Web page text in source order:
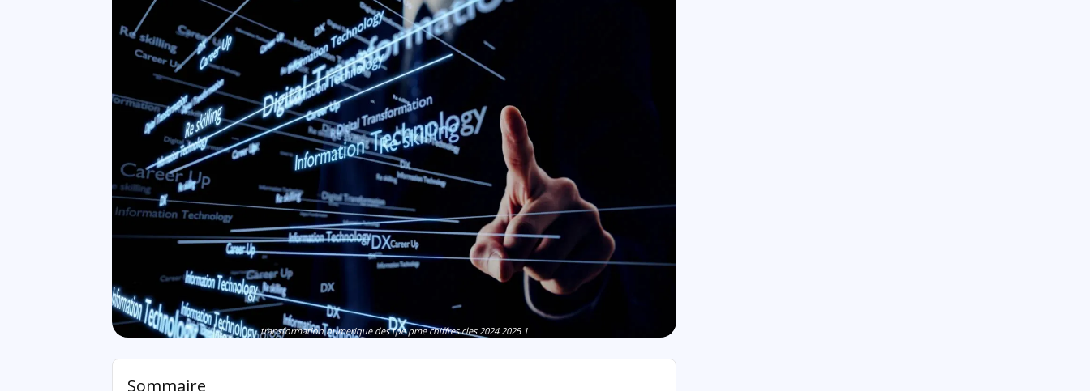
transformation numerique des tpe pme chiffres cles 2024 2025 1
Sommaire